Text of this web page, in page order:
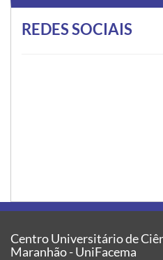
REDES SOCIAIS
Centro Universitário de
Maranhão - UniFacema